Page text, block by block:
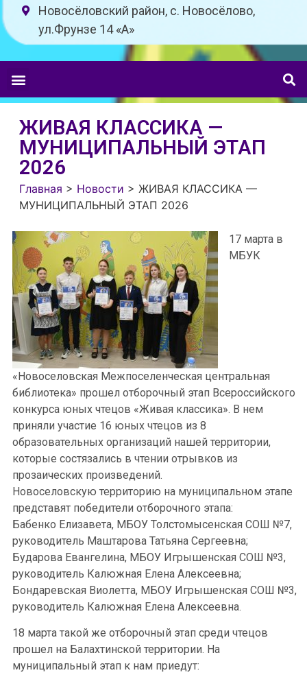
Новосёловский район, с. Новосёлово,
ул.Фрунзе 14 «A»
ЖИВАЯ КЛАССИКА —
МУНИЦИПАЛЬНЫЙ ЭТАП
2026
Главная > Новости > ЖИВАЯ КЛАССИКА —
МУНИЦИПАЛЬНЫЙ ЭТАП 2026
17 марта в
МБУК
«Новоселовская Межпоселенческая центральная
библиотека» прошел отборочный этап Всероссийского
конкурса юных чтецов «Живая классика». В нем
приняли участие 16 юных чтецов из 8
образовательных организаций нашей территории,
которые состязались в чтении отрывков из
прозаических произведений.
Новоселовскую территорию на муниципальном этапе
представят победители отборочного этапа:
Бабенко Елизавета, МБОУ Толстомысенская СОШ №7,
руководитель Маштарова Татьяна Сергеевна;
Бударова Евангелина, МБОУ Игрышенская СОШ №3,
руководитель Калюжная Елена Алексеевна;
Бондаревская Виолетта, МБОУ Игрышенская СОШ №3,
руководитель Калюжная Елена Алексеевна.
18 марта такой же отборочный этап среди чтецов
прошел на Балахтинской территории. На
муниципальный этап к нам приедут: